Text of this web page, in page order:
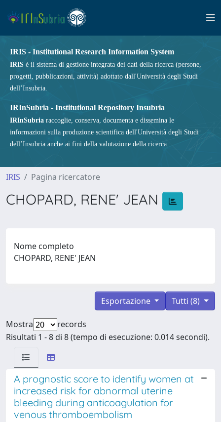
IRIS - Institutional Research Information System
IRIS è il sistema di gestione integrata dei dati della ricerca (persone,
progetti, pubblicazioni, attività) adottato dall'Università degli Studi
dell’Insubria.
IRInSubria - Institutional Repository Insubria
IRInSubria raccoglie, conserva, documenta e dissemina le
informazioni sulla produzione scientifica dell'Università degli Studi
dell’Insubria anche ai fini della valutazione della ricerca.
IRIS Pagina ricercatore
CHOPARD, RENE' JEAN
Nome completo
CHOPARD, RENE' JEAN
Tutti (8)
Esportazione
Mostra
records
Risultati 1 - 8 di 8 (tempo di esecuzione: 0.014 secondi).
A prognostic score to identify women at
increased risk for abnormal uterine
bleeding during anticoagulation for
venous thromboembolism